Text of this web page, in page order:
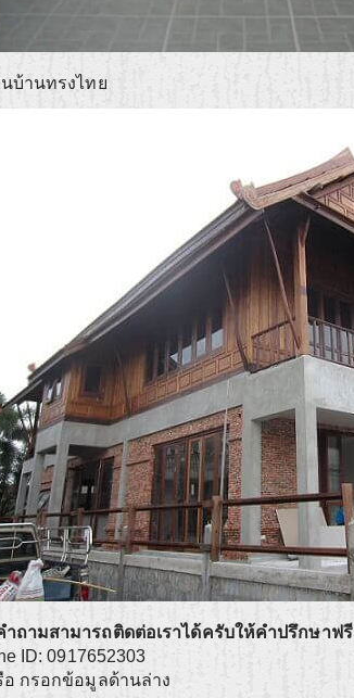
นบ้านทรงไทย
ำถามสามารถติดต่อเราได้ครับให้คำปรึกษาฟรี
ID: 0917652303
อ กรอกข้อมูลด้านล่าง